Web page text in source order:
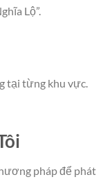
Lộ”.
tại từng khu vực.
pháp để phát